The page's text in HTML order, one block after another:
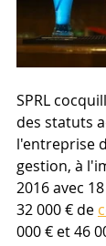
SPRL
des statuts
l'entreprise
gestion, à
2016 avec
32 000 € de
000 € et 46